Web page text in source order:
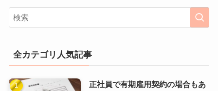
全カテゴリ人気記事
正社員で有期雇用契約の場合もあ